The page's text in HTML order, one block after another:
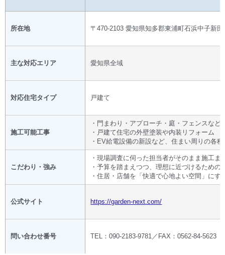
所在地 〒470-2103 愛知県知多郡東浦町石浜中子新田
主な対応エリア 愛知県全域
対応住宅タイプ 戸建て
施工可能工事
・門まわり・アプローチ・庭・フェンスな
・戸建て住宅の外壁塗装や内装リフォーム
・EV給電設備の新設など、住まい周りの各
こだわり・強み
・現場調査に伺った担当者がそのまま施工
・予算を踏まえつつ、理想に近づけるため
・住居・店舗を「快適で心地よい空間」に
公式サイト https://garden-next.com/
問い合わせ番号 TEL：090-2183-9781／FAX：0562-84-5623